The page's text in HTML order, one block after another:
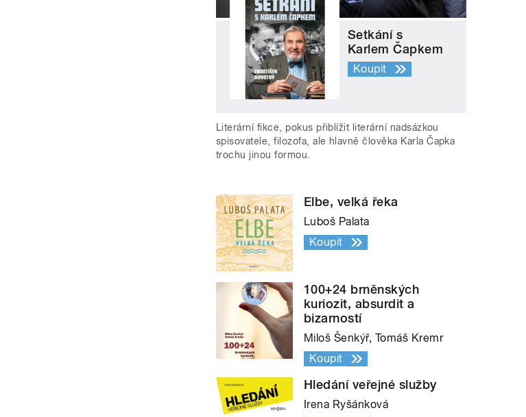
Setkání s
Karlem Čapkem
Koupit
Literární fikce, pokus přiblížit literární nadsázkou
spisovatele, filozofa, ale hlavně člověka Karla Čapka
trochu jinou formou.
Elbe, velká řeka
Luboš Palata
Koupit
100+24 brněnských
kuriozit, absurdit a
bizarností
Miloš Šenkýř, Tomáš Kremr
Koupit
Hledání veřejné služby
Irena Ryšánková